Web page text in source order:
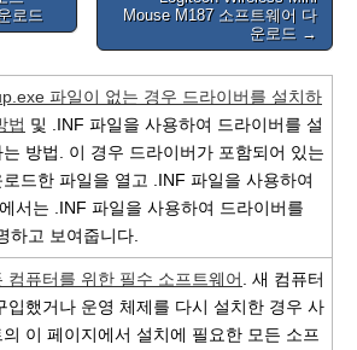
로드
Mouse M187 소프트웨어 다
운로드 →
파일이 없는 경우 드라이버를 설치하
법 및 .INF 파일을 사용하여 드라이버를 설
는 방법. 이 경우 드라이버가 포함되어 있는
로드한 파일을 열고 .INF 파일을 사용하여
서는 .INF 파일을 사용하여 드라이버를
하고 보여줍니다.
컴퓨터를 위한 필수 소프트웨어
. 새 컴퓨터
입했거나 운영 체제를 다시 설치한 경우 사
의 이 페이지에서 설치에 필요한 모든 소프